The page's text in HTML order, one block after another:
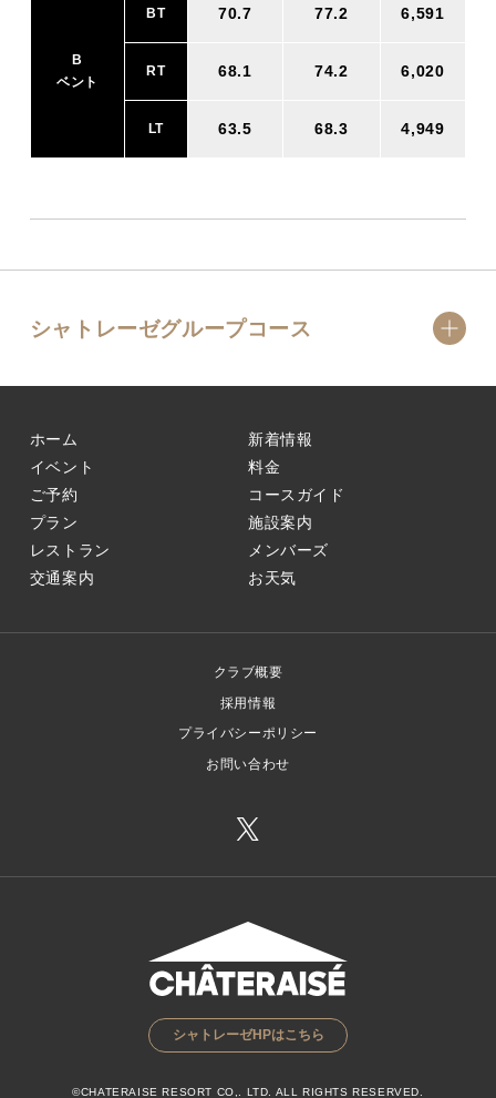
B
ベント
BT 70.7 77.2 6,591
RT 68.1 74.2 6,020
LT 63.5 68.3 4,949
シャトレーゼグループコース
ホーム
新着情報
イベント
料金
ご予約
コースガイド
プラン
施設案内
レストラン
メンバーズ
交通案内
お天気
クラブ概要
採用情報
プライバシーポリシー
お問い合わせ
シャトレーゼHPはこちら
©CHATERAISE RESORT CO,. LTD. ALL RIGHTS RESERVED.